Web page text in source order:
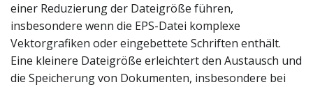
einer Reduzierung der Dateigröße führen,
insbesondere wenn die EPS-Datei komplexe
Vektorgrafiken oder eingebettete Schriften enthält.
Eine kleinere Dateigröße erleichtert den Austausch und
die Speicherung von Dokumenten, insbesondere bei